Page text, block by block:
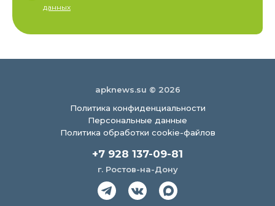
данных
apknews.su © 2026
Политика конфиденциальности
Персональные данные
Политика обработки cookie-файлов
+7 928 137-09-81
г. Ростов-на-Дону